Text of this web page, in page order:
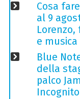
Cosa
al 9
e musica
Blue
della
palco
Incognito